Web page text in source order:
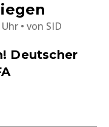
Uhr von SID
Deutscher